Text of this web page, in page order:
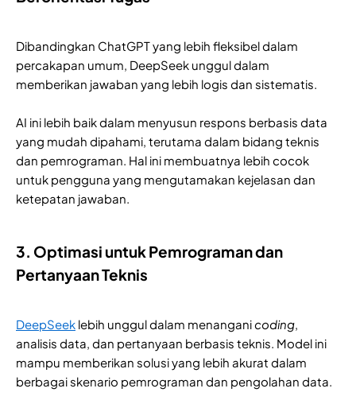
Dibandingkan ChatGPT yang lebih fleksibel dalam
percakapan umum, DeepSeek unggul dalam
memberikan jawaban yang lebih logis dan sistematis.
AI ini lebih baik dalam menyusun respons berbasis data
yang mudah dipahami, terutama dalam bidang teknis
dan pemrograman. Hal ini membuatnya lebih cocok
untuk pengguna yang mengutamakan kejelasan dan
ketepatan jawaban.
3. Optimasi untuk Pemrograman dan
Pertanyaan Teknis
DeepSeek lebih unggul dalam menanganicoding,
analisis data, dan pertanyaan berbasis teknis. Model ini
mampu memberikan solusi yang lebih akurat dalam
berbagai skenario pemrograman dan pengolahan data.